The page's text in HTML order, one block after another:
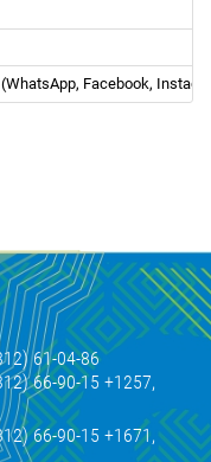
(WhatsApp, Facebook,
61-04-86
66-90-15 +1257,
66-90-15 +1671,